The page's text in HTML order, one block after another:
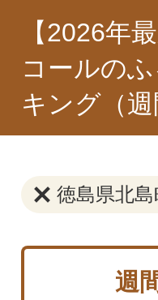
【2026年
コールの
キング（週
徳島県北島
週